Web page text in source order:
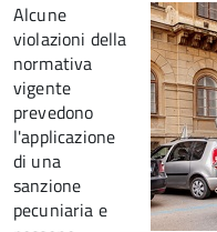
Alcune
violazioni della
normativa
vigente
prevedono
l'applicazione
di una
sanzione
pecuniaria e